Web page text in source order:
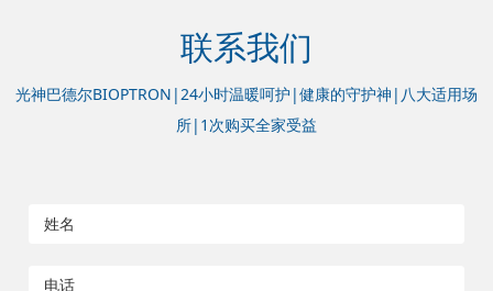
联系我们
光神巴德尔BIOPTRON|24小时温暖呵护|健康的守护神|八大适用场
所|1次购买全家受益